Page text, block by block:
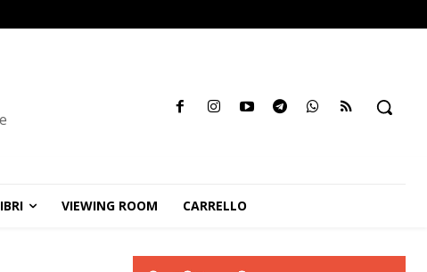
VIEWING ROOM CARRELLO